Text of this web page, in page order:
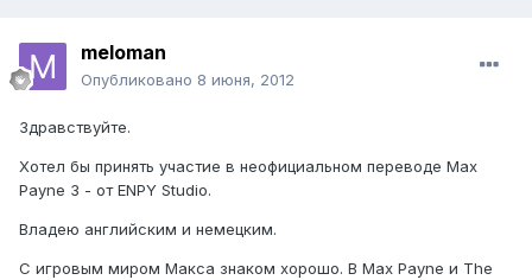
meloman
Опубликовано 8 июня, 2012
Здравствуйте.
Хотел бы принять участие в неофициальном переводе Max
Payne 3 - от ENPY Studio.
Владею английским и немецким.
С игровым миром Макса знаком хорошо. В Max Payne и The